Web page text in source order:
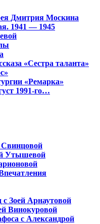
Дмитрия Москина
1941 — 1945
«Сестра таланта»
«Ремарка»
1991-го…
Утышевой
Зоей Арнаутовой
Винокуровой
с Александрой